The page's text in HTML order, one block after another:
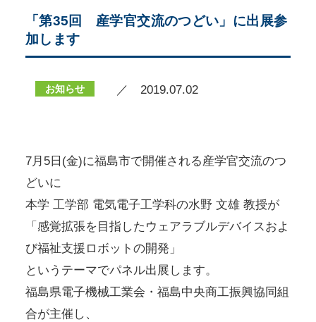
「第35回 産学官交流のつどい」に出展参
加します
お知らせ ／ 2019.07.02
7月5日(金)に福島市で開催される産学官交流のつ
どいに
本学 工学部 電気電子工学科の水野 文雄 教授が
「感覚拡張を目指したウェアラブルデバイスおよ
び福祉支援ロボットの開発」
というテーマでパネル出展します。
福島県電子機械工業会・福島中央商工振興協同組
合が主催し、